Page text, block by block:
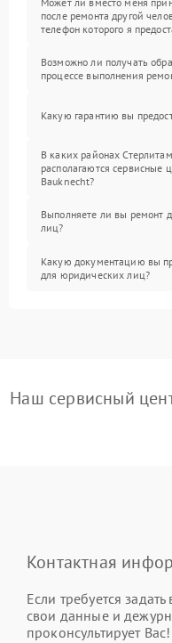
после ремонта другой
телефон которого я
Возможно ли получать
процессе выполнения
Какую гарантию вы
В каких районах
располагаются сервисные
Bauknecht?
Выполняете ли вы ремонт
лиц?
Какую документацию вы
для юридических лиц?
Наш сервисный
Контактная
Если требуется
свои данные и
проконсультирует Вас!